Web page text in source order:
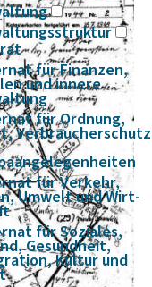
für Finanzen,
und innere
für Ordnung,
Verbraucherschutz
für Verkehr,
Umwelt und Wirt­
für Soziales,
Gesundheit,
Kultur und